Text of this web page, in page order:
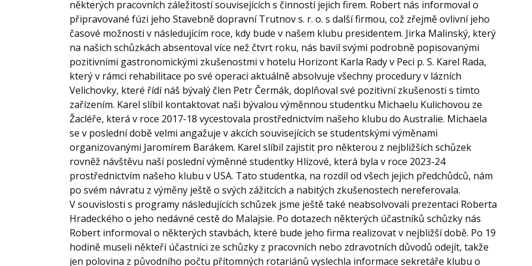
některých pracovních záležitostí souvisejících s činností jejich firem. Robert nás informoval o
připravované fúzi jeho Stavebně dopravní Trutnov s. r. o. s další firmou, což zřejmě ovlivní jeho
časové možnosti v následujícím roce, kdy bude v našem klubu presidentem. Jirka Malinský, který
na našich schůzkách absentoval více než čtvrt roku, nás bavil svými podrobně popisovanými
pozitivními gastronomickými zkušenostmi v hotelu Horizont Karla Rady v Peci p. S. Karel Rada,
který v rámci rehabilitace po své operaci aktuálně absolvuje všechny procedury v lázních
Velichovky, které řídí náš bývalý člen Petr Čermák, doplňoval své pozitivní zkušenosti s tímto
zařízením. Karel slíbil kontaktovat naši bývalou výměnnou studentku Michaelu Kulichovou ze
Žacléře, která v roce 2017-18 vycestovala prostřednictvím našeho klubu do Australie. Michaela
se v poslední době velmi angažuje v akcích souvisejících se studentskými výměnami
organizovanými Jaromírem Barákem. Karel slíbil zajistit pro některou z nejbližších schůzek
rovněž návštěvu naší poslední výměnné studentky Hlízové, která byla v roce 2023-24
prostřednictvím našeho klubu v USA. Tato studentka, na rozdíl od všech jejich předchůdců, nám
po svém návratu z výměny ještě o svých zážitcích a nabitých zkušenostech nereferovala.
V souvislosti s programy následujících schůzek jsme ještě také neabsolvovali prezentaci Roberta
Hradeckého o jeho nedávné cestě do Malajsie. Po dotazech některých účastníků schůzky nás
Robert informoval o některých stavbách, které bude jeho firma realizovat v nejbližší době. Po 19
hodině museli někteří účastníci ze schůzky z pracovních nebo zdravotních důvodů odejít, takže
jen polovina z původního počtu přítomných rotariánů vyslechla informace sekretáře klubu o